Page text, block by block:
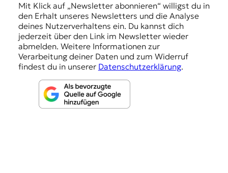
Mit Klick auf „Newsletter abonnieren“ willigst du in
den Erhalt unseres Newsletters und die Analyse
deines Nutzerverhaltens ein. Du kannst dich
jederzeit über den Link im Newsletter wieder
abmelden. Weitere Informationen zur
Verarbeitung deiner Daten und zum Widerruf
findest du in unserer Datenschutzerklärung.